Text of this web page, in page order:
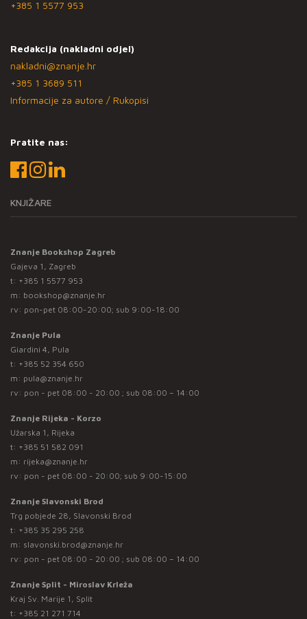
+385 1 5577 953
Redakcija (nakladni odjel)
nakladni@znanje.hr
+385 1 3689 511
Informacije za autore / Rukopisi
Pratite nas:
KNJIŽARE
Znanje Bookshop Zagreb
Gajeva 1, Zagreb
t: +385 1 5577 953
m: bookshop@znanje.hr
rv: pon-pet 08:00-20:00; sub 9:00-18:00
Znanje Pula
Giardini 4, Pula
t: +385 52 354 650
m: pula@znanje.hr
rv: pon - pet 08:00 - 20:00 ; sub 08:00 – 14:00
Znanje Rijeka - Korzo
Užarska 1, Rijeka
t: +385 51 582 091
m: rijeka@znanje.hr
rv: pon - pet 08:00 - 20:00; sub 9:00-15:00
Znanje Slavonski Brod
Trg pobjede 28, Slavonski Brod
t: +385 35 295 258
m: slavonski.brod@znanje.hr
rv: pon - pet 08:00 - 20:00 ; sub 08:00 – 14:00
Znanje Split - Miroslav Krleža
Kraj Sv. Marije 1, Split
t: +385 21 271 714